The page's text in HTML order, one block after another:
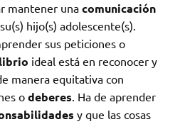
mantener una comunicación
hijo(s) adolescente(s).
sus peticiones o
ideal está en reconocer y
manera equitativa con
o deberes. Ha de aprender
y que las cosas